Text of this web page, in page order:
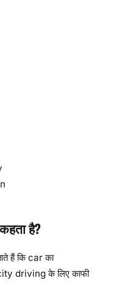
है?
हैं कि car का
driving के लिए काफी